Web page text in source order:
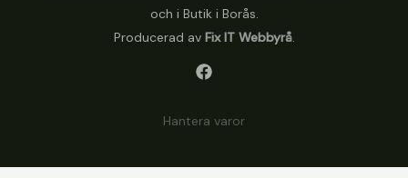
och i Butik i Borås.
Producerad av Fix IT Webbyrå.
Hantera varor